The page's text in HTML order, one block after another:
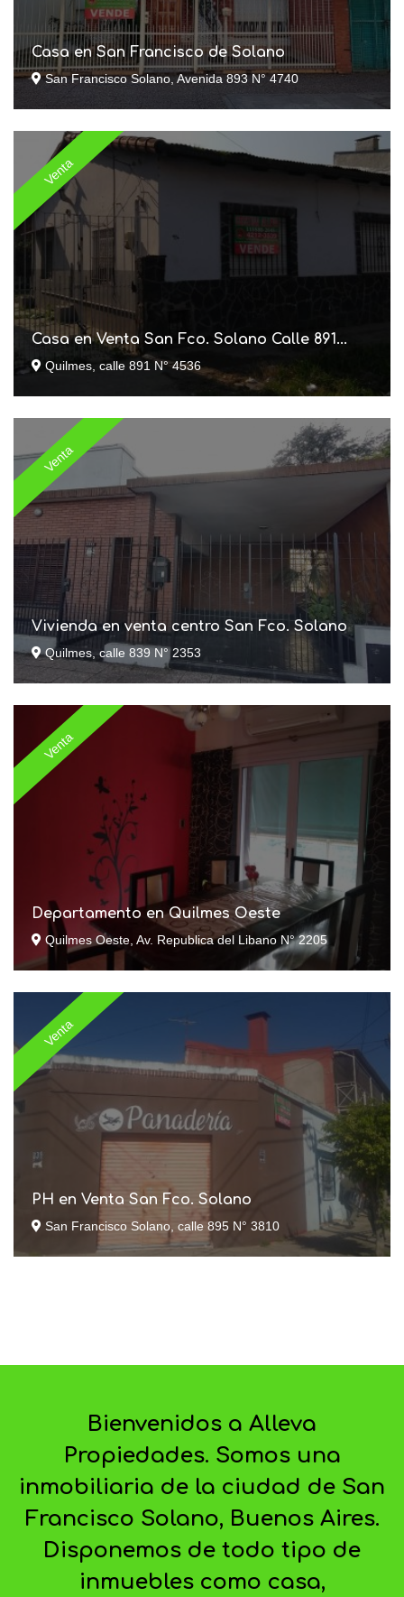
Casa en San Francisco de Solano
San Francisco Solano, Avenida 893 N° 4740
Venta
Casa en Venta San Fco. Solano Calle 891...
Quilmes, calle 891 N° 4536
Venta
Vivienda en venta centro San Fco. Solano
Quilmes, calle 839 N° 2353
Venta
Departamento en Quilmes Oeste
Quilmes Oeste, Av. Republica del Libano N° 2205
Venta
PH en Venta San Fco. Solano
San Francisco Solano, calle 895 N° 3810
Bienvenidos a Alleva
Propiedades. Somos una
inmobiliaria de la ciudad de San
Francisco Solano, Buenos Aires.
Disponemos de todo tipo de
inmuebles como casa,